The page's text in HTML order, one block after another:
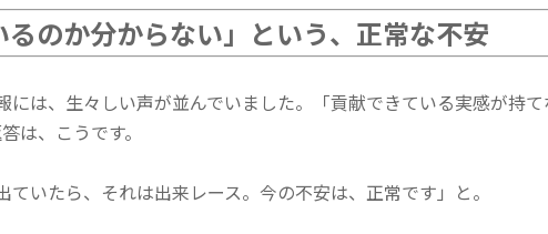
るのか分からない」という、正常な不安
には、生々しい声が並んでいました。「貢献できている実感が持て
は、こうです。
ていたら、それは出来レース。今の不安は、正常です」と。